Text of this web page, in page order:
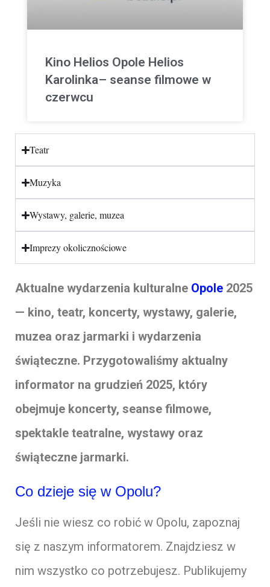
Kino Helios Opole Helios
Karolinka– seanse filmowe w
czerwcu
Teatr
Muzyka
Wystawy, galerie, muzea
Imprezy okolicznościowe
Aktualne wydarzenia kulturalne Opole 2025
— kino, teatr, koncerty, wystawy, galerie,
muzea oraz jarmarki i wydarzenia
świąteczne. Przygotowaliśmy aktualny
informator na grudzień 2025, który
obejmuje koncerty, seanse filmowe,
spektakle teatralne, wystawy oraz
świąteczne jarmarki.
Co dzieje się w Opolu?
Jeśli nie wiesz co robić w Opolu, zapoznaj
się z naszym informatorem. Znajdziesz w
nim wszystko co potrzebujesz. Publikujemy